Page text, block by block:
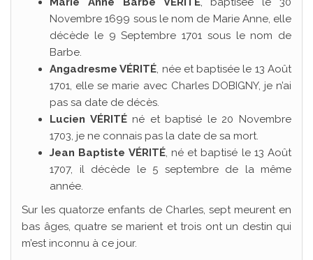
Novembre 1699 sous le nom de Marie Anne, elle
décède le 9 Septembre 1701 sous le nom de
Barbe.
Angadresme VÉRITÉ, née et baptisée le 13 Août
1701, elle se marie avec Charles DOBIGNY, je n’ai
pas sa date de décès.
Lucien VÉRITÉné et baptisé le 20 Novembre
1703, je ne connais pas la date de sa mort.
Jean Baptiste VÉRITÉ, né et baptisé le 13 Août
1707, il décède le 5 septembre de la même
année.
Sur les quatorze enfants de Charles, sept meurent en
bas âges, quatre se marient et trois ont un destin qui
m’est inconnu à ce jour.